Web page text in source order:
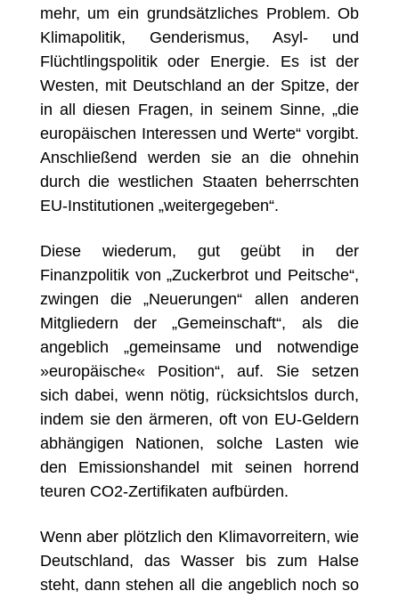
mehr, um ein grundsätzliches Problem. Ob
Klimapolitik, Genderismus, Asyl- und
Flüchtlingspolitik oder Energie. Es ist der
Westen, mit Deutschland an der Spitze, der
in all diesen Fragen, in seinem Sinne, „die
europäischen Interessen und Werte“ vorgibt.
Anschließend werden sie an die ohnehin
durch die westlichen Staaten beherrschten
EU-Institutionen „weitergegeben“.
Diese wiederum, gut geübt in der
Finanzpolitik von „Zuckerbrot und Peitsche“,
zwingen die „Neuerungen“ allen anderen
Mitgliedern der „Gemeinschaft“, als die
angeblich „gemeinsame und notwendige
»europäische« Position“, auf. Sie setzen
sich dabei, wenn nötig, rücksichtslos durch,
indem sie den ärmeren, oft von EU-Geldern
abhängigen Nationen, solche Lasten wie
den Emissionshandel mit seinen horrend
teuren CO2-Zertifikaten aufbürden.
Wenn aber plötzlich den Klimavorreitern, wie
Deutschland, das Wasser bis zum Halse
steht, dann stehen all die angeblich noch so